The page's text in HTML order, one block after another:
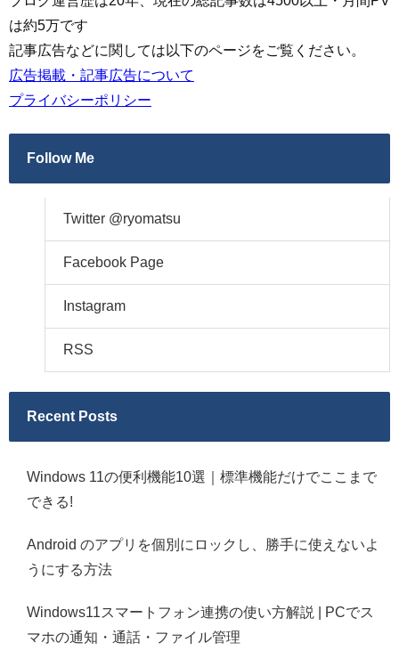
は約5万です
記事広告などに関しては以下のページをご覧ください。
広告掲載・記事広告について
プライバシーポリシー
Follow Me
Twitter @ryomatsu
Facebook Page
Instagram
RSS
Recent Posts
Windows 11の便利機能10選｜標準機能だけでここまで
できる!
Android のアプリを個別にロックし、勝手に使えないよ
うにする方法
Windows11スマートフォン連携の使い方解説 | PCでス
マホの通知・通話・ファイル管理